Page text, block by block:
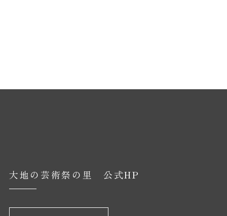
大地の芸術祭の里 公式HP